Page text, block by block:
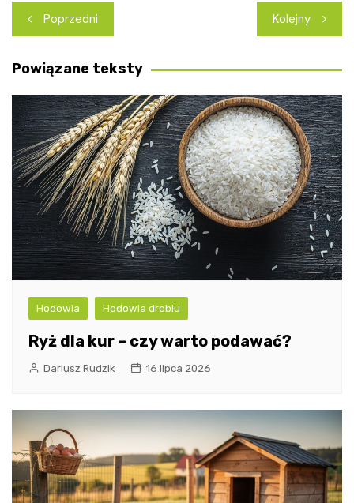
Nawigacja
wpisu
Poprzedni Kolejny
Powiązane teksty
Hodowla Hodowla drobiu
Ryż dla kur – czy warto podawać?
Dariusz Rudzik 16 lipca 2026